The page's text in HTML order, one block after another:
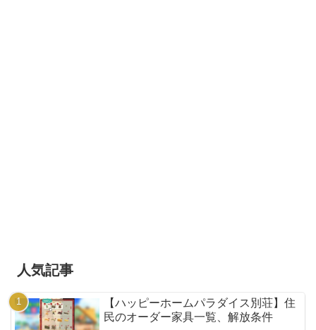
人気記事
【ハッピーホームパラダイス別荘】住
民のオーダー家具一覧、解放条件